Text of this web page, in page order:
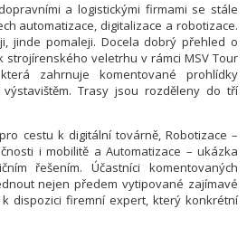
a logistickými firmami se stále
automatizace, digitalizace a robotizace.
jinde pomaleji. Docela dobrý přehled o
strojírenského veletrhu v rámci MSV Tour
zahrnuje komentované prohlídky
Trasy jsou rozděleny do tří
cestu k digitální továrně, Robotizace –
i mobilitě a Automatizace – ukázka
řešením. Účastníci komentovaných
nejen předem vytipované zajímavé
dispozici firemní expert, který konkrétní